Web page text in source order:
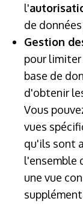
l'
de
Gestion
pour
base de
d'obtenir
Vous
vues
qu'ils sont
l'ensemble
une vue